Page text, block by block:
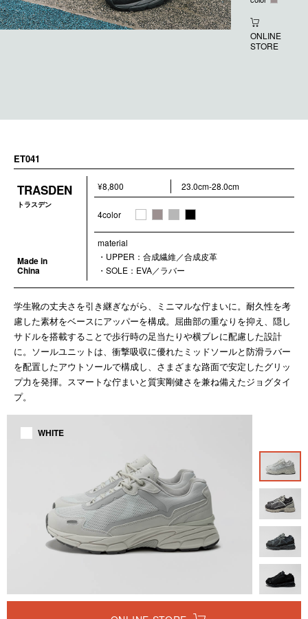
ONLINE
STORE
ET041
TRASDEN
トラスデン
Made in
China
¥8,800 23.0cm-28.0cm
4color
material
・UPPER：合成繊維／合成皮革
・SOLE：EVA／ラバー
学生靴の丈夫さを引き継ぎながら、ミニマルな佇まいに。耐久性を考
慮した素材をベースにアッパーを構成。屈曲部の重なりを抑え、隠し
サドルを搭載することで歩行時の足当たりや横ブレに配慮した設計
に。ソールユニットは、衝撃吸収に優れたミッドソールと防滑ラバー
を配置したアウトソールで構成し、さまざまな路面で安定したグリッ
プ力を発揮。スマートな佇まいと質実剛健さを兼ね備えたジョグタイ
プ。
WHITE